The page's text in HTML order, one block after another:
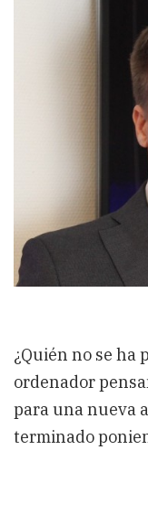
¿Quién no se ha
ordenador
para una nueva
terminado